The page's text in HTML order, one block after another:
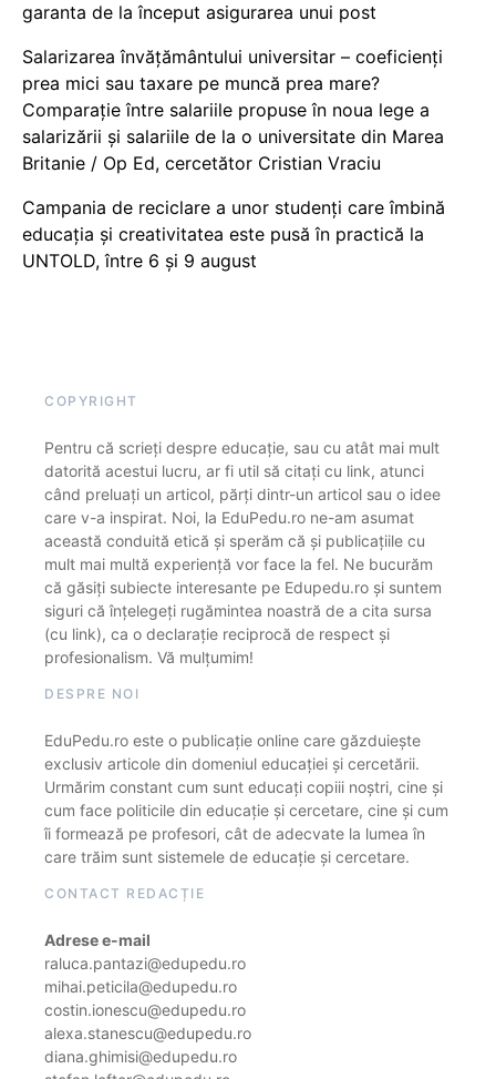
garanta de la început asigurarea unui post
Salarizarea învățământului universitar – coeficienți
prea mici sau taxare pe muncă prea mare?
Comparație între salariile propuse în noua lege a
salarizării și salariile de la o universitate din Marea
Britanie / Op Ed, cercetător Cristian Vraciu
Campania de reciclare a unor studenți care îmbină
educația și creativitatea este pusă în practică la
UNTOLD, între 6 și 9 august
COPYRIGHT
Pentru că scrieți despre educație, sau cu atât mai mult
datorită acestui lucru, ar fi util să citați cu link, atunci
când preluați un articol, părți dintr-un articol sau o idee
care v-a inspirat. Noi, la EduPedu.ro ne-am asumat
această conduită etică și sperăm că și publicațiile cu
mult mai multă experiență vor face la fel. Ne bucurăm
că găsiți subiecte interesante pe Edupedu.ro și suntem
siguri că înțelegeți rugămintea noastră de a cita sursa
(cu link), ca o declarație reciprocă de respect și
profesionalism. Vă mulțumim!
DESPRE NOI
EduPedu.ro este o publicație online care găzduiește
exclusiv articole din domeniul educației și cercetării.
Urmărim constant cum sunt educați copiii noștri, cine și
cum face politicile din educație și cercetare, cine și cum
îi formează pe profesori, cât de adecvate la lumea în
care trăim sunt sistemele de educație și cercetare.
CONTACT REDACȚIE
Adrese e-mail
raluca.pantazi@edupedu.ro
mihai.peticila@edupedu.ro
costin.ionescu@edupedu.ro
alexa.stanescu@edupedu.ro
diana.ghimisi@edupedu.ro